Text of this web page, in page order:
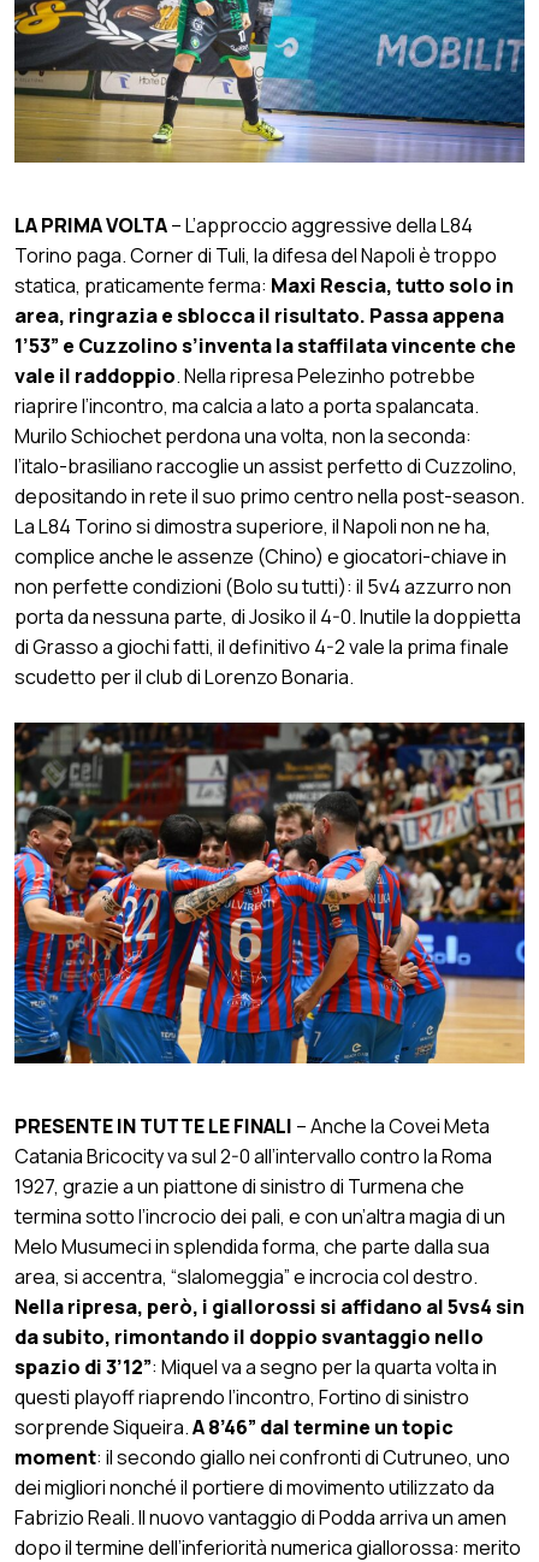
LA PRIMA VOLTA– L’approccio aggressive della L84
Torino paga. Corner di Tuli, la difesa del Napoli è troppo
statica, praticamente ferma: Maxi Rescia, tutto solo in
area, ringrazia e sblocca il risultato. Passa appena
1’53” e Cuzzolino s’inventa la staffilata vincente che
vale il raddoppio. Nella ripresa Pelezinho potrebbe
riaprire l’incontro, ma calcia a lato a porta spalancata.
Murilo Schiochet perdona una volta, non la seconda:
l’italo-brasiliano raccoglie un assist perfetto di Cuzzolino,
depositando in rete il suo primo centro nella post-season.
La L84 Torino si dimostra superiore, il Napoli non ne ha,
complice anche le assenze (Chino) e giocatori-chiave in
non perfette condizioni (Bolo su tutti): il 5v4 azzurro non
porta da nessuna parte, di Josiko il 4-0. Inutile la doppietta
di Grasso a giochi fatti, il definitivo 4-2 vale la prima finale
scudetto per il club di Lorenzo Bonaria.
PRESENTE IN TUTTE LE FINALI – Anche la Covei Meta
Catania Bricocity va sul 2-0 all’intervallo contro la Roma
1927, grazie a un piattone di sinistro di Turmena che
termina sotto l’incrocio dei pali, e con un’altra magia di un
Melo Musumeci in splendida forma, che parte dalla sua
area, si accentra, “slalomeggia” e incrocia col destro.
Nella ripresa, però, i giallorossi si affidano al 5vs4 sin
da subito, rimontando il doppio svantaggio nello
spazio di 3’12”: Miquel va a segno per la quarta volta in
questi playoff riaprendo l’incontro, Fortino di sinistro
sorprende Siqueira.A 8’46” dal termine un topic
moment: il secondo giallo nei confronti di Cutruneo, uno
dei migliori nonché il portiere di movimento utilizzato da
Fabrizio Reali. Il nuovo vantaggio di Podda arriva un amen
dopo il termine dell’inferiorità numerica giallorossa: merito